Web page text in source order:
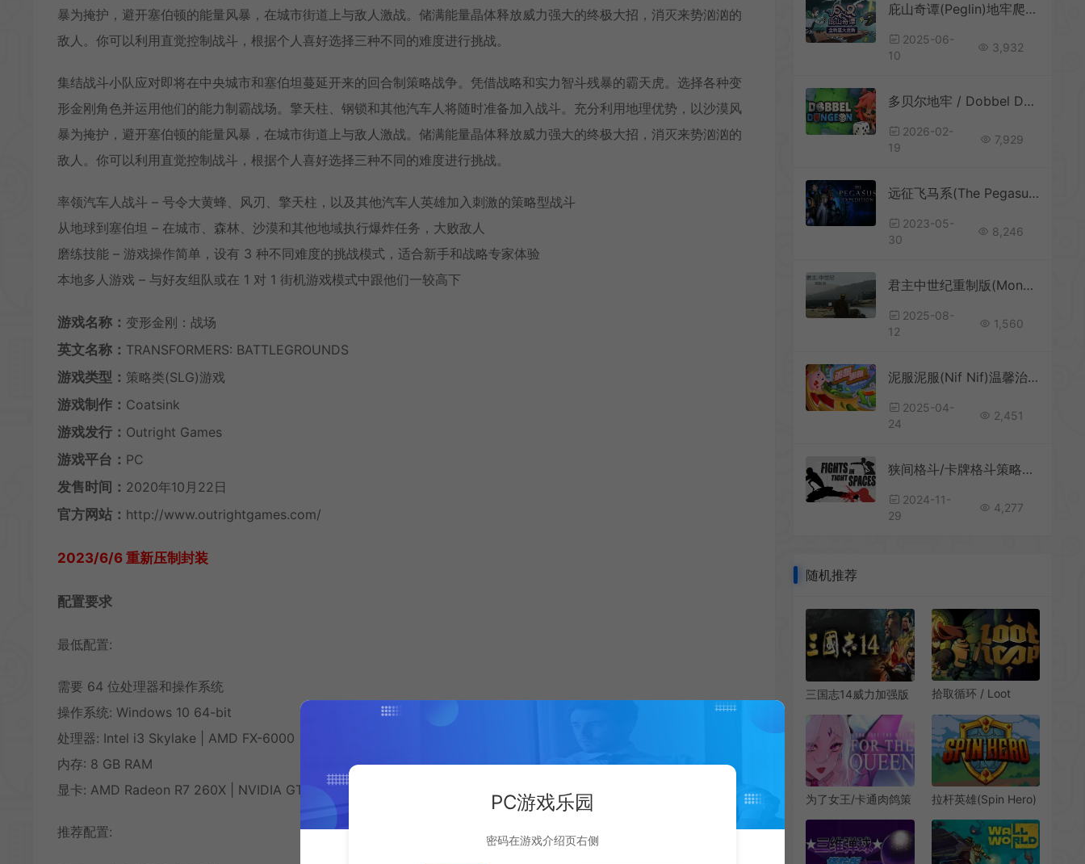
暴为掩护，避开塞伯顿的能量风暴，在城市街道上与敌人激战。储满能量晶体释放威力强大的终极大招，消灭来势汹汹的
敌人。你可以利用直觉控制战斗，根据个人喜好选择三种不同的难度进行挑战。
集结战斗小队应对即将在中央城市和塞伯坦蔓延开来的回合制策略战争。凭借战略和实力智斗残暴的霸天虎。选择各种变
形金刚角色并运用他们的能力制霸战场。擎天柱、钢锁和其他汽车人将随时准备加入战斗。充分利用地理优势，以沙漠风
暴为掩护，避开塞伯顿的能量风暴，在城市街道上与敌人激战。储满能量晶体释放威力强大的终极大招，消灭来势汹汹的
敌人。你可以利用直觉控制战斗，根据个人喜好选择三种不同的难度进行挑战。
率领汽车人战斗 – 号令大黄蜂、风刃、擎天柱，以及其他汽车人英雄加入刺激的策略型战斗
从地球到塞伯坦 – 在城市、森林、沙漠和其他地域执行爆炸任务，大败敌人
磨练技能 – 游戏操作简单，设有 3 种不同难度的挑战模式，适合新手和战略专家体验
本地多人游戏 – 与好友组队或在 1 对 1 街机游戏模式中跟他们一较高下
游戏名称： 变形金刚：战场
英文名称： TRANSFORMERS: BATTLEGROUNDS
游戏类型： 策略类(SLG)游戏
游戏制作： Coatsink
游戏发行： Outright Games
游戏平台： PC
发售时间： 2020年10月22日
官方网站： http://www.outrightgames.com/
2023/6/6 重新压制封装
配置要求
最低配置:
需要 64 位处理器和操作系统
操作系统: Windows 10 64-bit
处理器: Intel i3 Skylake | AMD FX-6000
内存: 8 GB RAM
显卡: AMD Radeon R7 260X | NVIDIA GTX 750 Ti
推荐配置:
庇山奇谭(Peglin)地牢爬行卡牌肉鸽游戏|下载
2025-06-
10
3,932
多贝尔地牢 / Dobbel Dungeon 回合制策略RPG游戏
2026-02-
19
7,929
远征飞马系(The Pegasus Expedition)太空叙事策略游戏|下载
2023-05-
30
8,246
君主中世纪重制版(Monarch Medieval Remastered)中世纪策略RPG游戏|下载
2025-08-
12
1,560
泥服泥服(Nif Nif)温馨治愈牌组构筑游戏|下载
2025-04-
24
2,451
狭间格斗/卡牌格斗策略游戏 Fights in Tight Spaces 下载
2024-11-
29
4,277
随机推荐
三国志14威力加强版
THREE KINGDOMS
XIV 三国策略战争游
戏
拾取循环 / Loot
类地牢游戏
为了女王/卡通肉鸽策
拉杆英雄(Spin Hero)
筑元素类Rogue游戏
PC游戏乐园
密码在游戏介绍页右侧